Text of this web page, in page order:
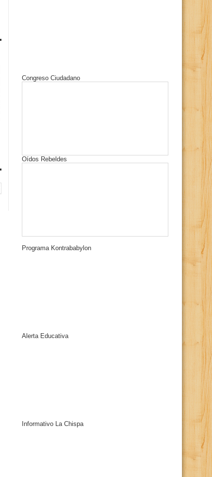
Congreso Ciudadano
Oídos Rebeldes
Programa Kontrababylon
Alerta Educativa
Informativo La Chispa